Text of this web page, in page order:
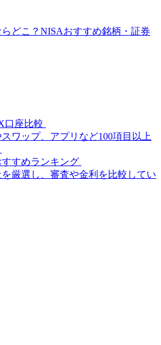
どこ？NISAおすすめ銘柄・証券
口座比較
ワップ、アプリなど100項目以上
すすめランキング
厳選し、審査や金利を比較してい